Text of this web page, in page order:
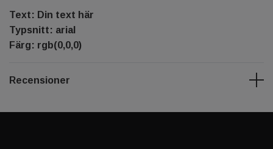
Text: Din text här
Typsnitt: arial
Färg: rgb(0,0,0)
Recensioner